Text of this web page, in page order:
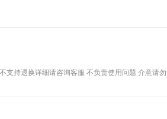
支持退换详细请咨询客服 不负责使用问题 介意请勿